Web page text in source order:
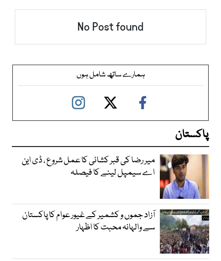
No Post found
ہمارے ساتھ شامل ہوں
پاکستان
میر رضا کی قبر کشائی کا عمل شروع ، ڈی این
اے سیمپل لینے کا فیصلہ
آزاد جموں و کشمیر کے غیور عوام کا پاکستان
سے والہانہ محبت کا اظہار